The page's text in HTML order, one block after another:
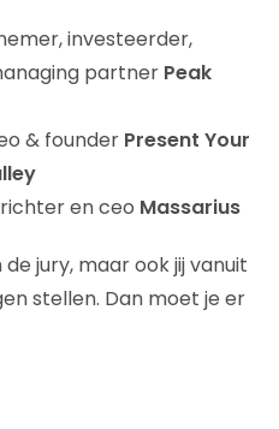
investeerder,
partner Peak
& founder Present Your
en ceo Massarius
jury, maar ook jij vanuit
stellen. Dan moet je er